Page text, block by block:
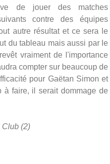
de jouer des matches
contre des équipes
autre résultat et ce sera le
du tableau mais aussi par le
vraiment de l'importance
compter sur beaucoup de
pour Gaëtan Simon et
faire, il serait dommage de
Club (2)